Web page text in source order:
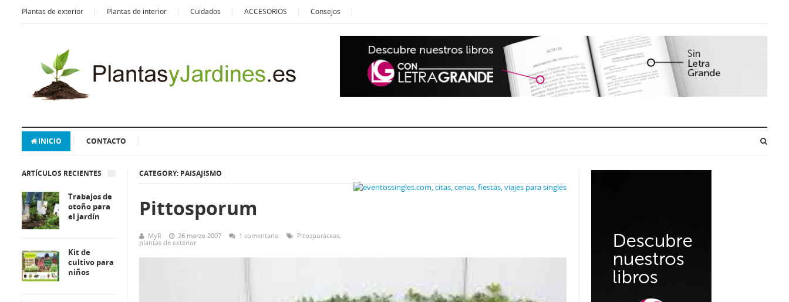
Plantas de exterior Plantas de interior Cuidados ACCESORIOS Consejos
INICIO CONTACTO
CATEGORY: PAISAJISMO
Pittosporum
MyR 26 marzo 2007 1 comentario Pitosporáceas,
plantas de exterior
ARTÍCULOS RECIENTES
Trabajos de
otoño para
el jardín
Kit de
cultivo para
niños